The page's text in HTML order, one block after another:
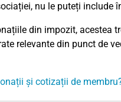
nu le puteți include
din impozit, acestea
relevante din punct de
și cotizații de